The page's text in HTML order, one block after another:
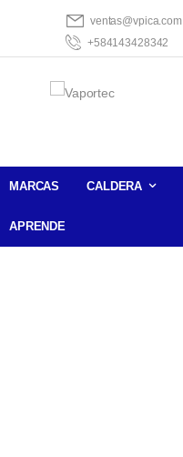
ventas@vpica.com
+584143428342
MARCAS CALDERA
APRENDE